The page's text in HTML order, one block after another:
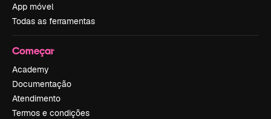
App móvel
Todas as ferramentas
Começar
Academy
Documentação
Atendimento
Termos e condições